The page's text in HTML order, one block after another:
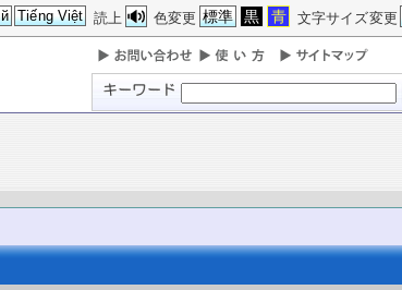
文字サイズ変更
色変更 標準 黒 青
読上
Tiếng Việt